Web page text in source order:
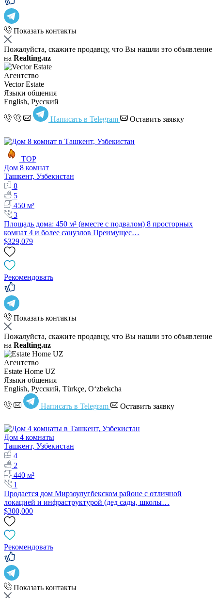
Показать контакты
Пожалуйста, скажите продавцу, что Вы нашли это объявление
на Realting.uz
Агентство
Vector Estate
Языки общения
English, Русский
Написать в Telegram Оставить заявку
TOP
Дом 8 комнат
Ташкент, Узбекистан
8
5
450 м²
3
Площадь дома: 450 м² (вместе с подвалом) 8 просторных
комнат 4 и более санузлов Преимущес…
$329,079
Рекомендовать
Показать контакты
Пожалуйста, скажите продавцу, что Вы нашли это объявление
на Realting.uz
Агентство
Estate Home UZ
Языки общения
English, Русский, Türkçe, Oʻzbekcha
Написать в Telegram Оставить заявку
Дом 4 комнаты
Ташкент, Узбекистан
4
2
440 м²
1
Продается дом Мирзоулугбекском районе с отличной
локацией и инфраструктурой (дед сады, школы…
$300,000
Рекомендовать
Показать контакты